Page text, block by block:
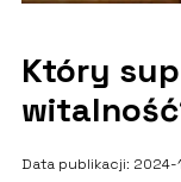
Który
Data publikacji: 2024-